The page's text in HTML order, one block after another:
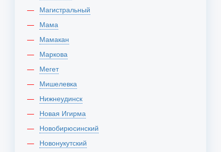
Магистральный
Мама
Мамакан
Маркова
Мегет
Мишелевка
Нижнеудинск
Новая Игирма
Новобирюсинский
Новонукутский